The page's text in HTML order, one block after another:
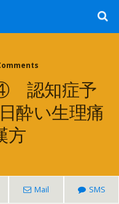
認知症予
い生理痛
方
Mail SMS